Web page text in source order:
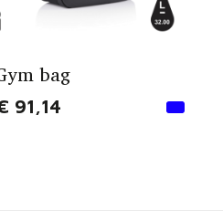
bag
91,14